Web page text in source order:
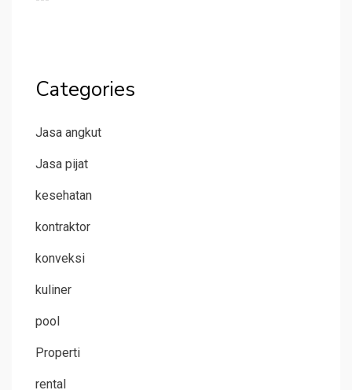
Categories
Jasa angkut
Jasa pijat
kesehatan
kontraktor
konveksi
kuliner
pool
Properti
rental